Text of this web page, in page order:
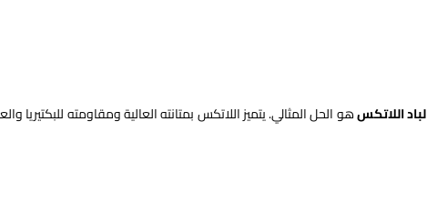
لباد اللاتكسهو الحل المثالي. يتميز اللاتكس بمتانته العالية ومقاومته للبكتيريا